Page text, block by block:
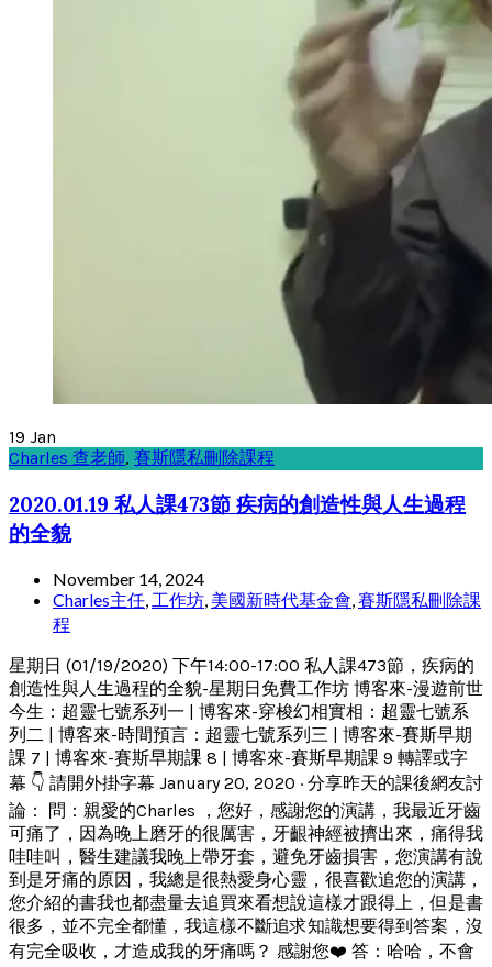
19 Jan
Charles 查老師, 賽斯隱私刪除課程
2020.01.19 私人課473節 疾病的創造性與人生過程
的全貌
November 14, 2024
Charles主任, 工作坊, 美國新時代基金會,賽斯隱私刪除課
程
星期日 (01/19/2020) 下午14:00-17:00 私人課473節，疾病的
創造性與人生過程的全貌-星期日免費工作坊 博客來-漫遊前世
今生：超靈七號系列一 | 博客來-穿梭幻相實相：超靈七號系
列二 | 博客來-時間預言：超靈七號系列三 | 博客來-賽斯早期
課 7 | 博客來-賽斯早期課 8 | 博客來-賽斯早期課 9 轉譯或字
幕 👇 請開外掛字幕 January 20, 2020 · 分享昨天的課後網友討
論： 問：親愛的Charles ，您好，感謝您的演講，我最近牙齒
可痛了，因為晚上磨牙的很厲害，牙齦神經被擠出來，痛得我
哇哇叫，醫生建議我晚上帶牙套，避免牙齒損害，您演講有說
到是牙痛的原因，我總是很熱愛身心靈，很喜歡追您的演講，
您介紹的書我也都盡量去追買來看想說這樣才跟得上，但是書
很多，並不完全都懂，我這樣不斷追求知識想要得到答案，沒
有完全吸收，才造成我的牙痛嗎？ 感謝您❤️ 答：哈哈，不會